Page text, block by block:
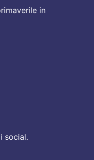
in
social.